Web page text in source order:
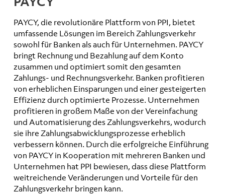
PAYCY, die revolutionäre Plattform von PPI, bietet
umfassende Lösungen im Bereich Zahlungsverkehr
sowohl für Banken als auch für Unternehmen. PAYCY
bringt Rechnung und Bezahlung auf dem Konto
zusammen und optimiert somit den gesamten
Zahlungs- und Rechnungsverkehr. Banken profitieren
von erheblichen Einsparungen und einer gesteigerten
Effizienz durch optimierte Prozesse. Unternehmen
profitieren in großem Maße von der Vereinfachung
und Automatisierung des Zahlungsverkehrs, wodurch
sie ihre Zahlungsabwicklungsprozesse erheblich
verbessern können. Durch die erfolgreiche Einführung
von PAYCY in Kooperation mit mehreren Banken und
Unternehmen hat PPI bewiesen, dass diese Plattform
weitreichende Veränderungen und Vorteile für den
Zahlungsverkehr bringen kann.